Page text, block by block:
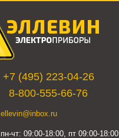
+7 (495) 223-04-26
8-800-555-66-76
ellevin@inbox.ru
пн-чт: 09:00-18:00, пт 09:00-18:00